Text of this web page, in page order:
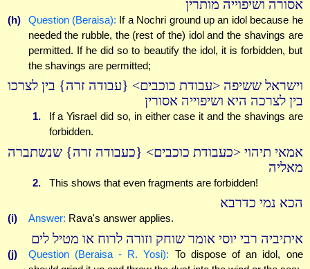
אסורה ושיפוייה מותרין
(h) Question (Beraisa): If a Nochri ground up an idol because he
needed the rubble, the (rest of the) idol and the shavings are
permitted. If he did so to beautify the idol, it is forbidden, but
the shavings are permitted;
וישראל ששיפה <עבודת כוכבים> {עבודה זרה} בין לצרכו
בין לצרכה היא ושיפוייה אסורין
1.
If a Yisrael did so, in either case it and the shavings are
forbidden.
אמאי תיהוי <כעבודת כוכבים> {כעבודה זרה} שנשתברה
מאליה
2. This shows that even fragments are forbidden!
הכא נמי כדרבא
(i) Answer: Rava's answer applies.
איתיביה רבי יוסי אומר שוחק וזורה לרוח או מטיל לים
(j) Question (Beraisa - R. Yosi): To dispose of an idol, one